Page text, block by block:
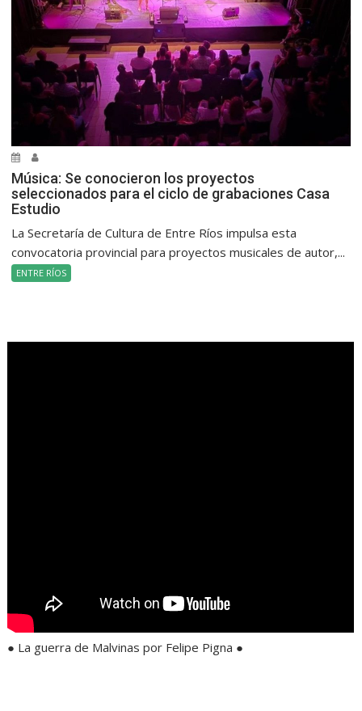
Música: Se conocieron los proyectos
seleccionados para el ciclo de grabaciones Casa
Estudio
La Secretaría de Cultura de Entre Ríos impulsa esta
convocatoria provincial para proyectos musicales de autor,...
ENTRE RÍOS
● La guerra de Malvinas por Felipe Pigna ●